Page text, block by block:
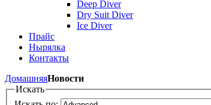
Deep Diver
Dry Suit Diver
Ice Diver
Прайс
Нырялка
Контакты
ДомашняяНовости
Искать